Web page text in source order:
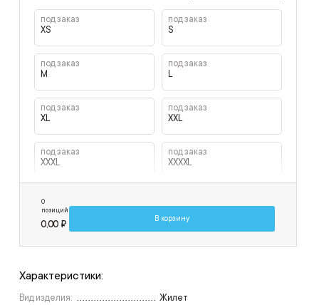
под заказ
XS
под заказ
S
под заказ
M
под заказ
L
под заказ
XL
под заказ
XXL
под заказ
XXXL
под заказ
XXXXL
0
позиций
0,00 ₽
В корзину
Характеристики:
Вид изделия:
Жилет